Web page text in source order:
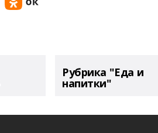
Рубрика "Еда и
напитки"